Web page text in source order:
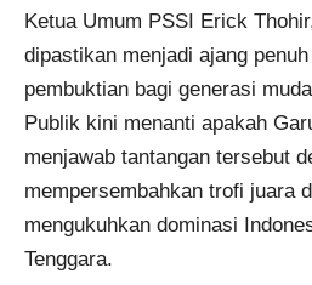
Ketua Umum PSSI Erick
dipastikan menjadi ajang
pembuktian bagi generasi
Publik kini menanti apakah
menjawab tantangan tersebut
mempersembahkan trofi juara
mengukuhkan dominasi
Tenggara.